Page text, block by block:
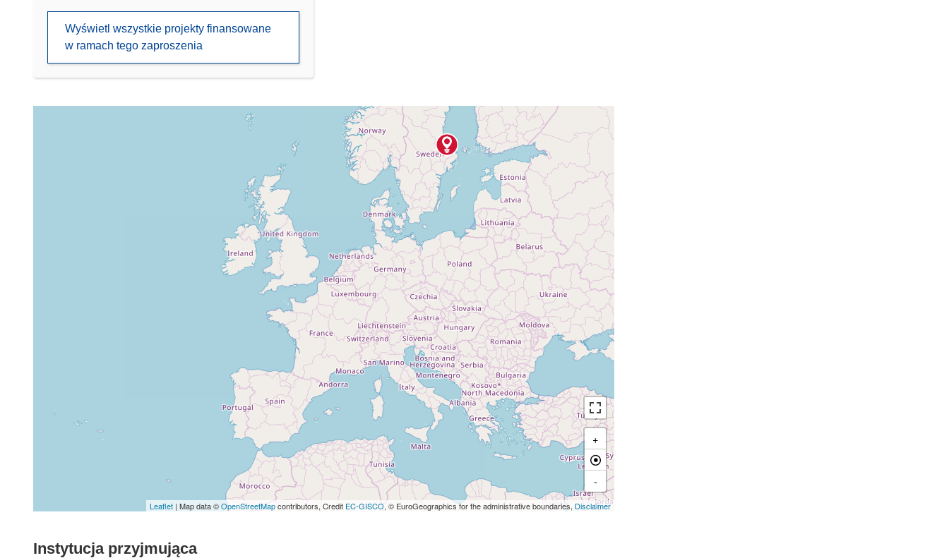
Wyświetl wszystkie projekty finansowane
w ramach tego zaproszenia
+
-
Leaflet | Map data ©OpenStreetMapcontributors, Credit EC-GISCO, © EuroGeographics for the administrative boundaries, Disclaimer
Instytucja przyjmująca